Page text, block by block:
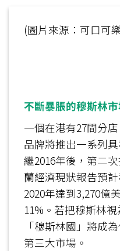
(圖片來源：可口可
不斷暴脹的穆斯林
一個在港有27間分
品牌將推出一系列
繼2016年後，第二
蘭經濟現狀報告預
2020年達到3,270億
11%。若把穆斯林
「穆斯林國」將成
第三大市場。